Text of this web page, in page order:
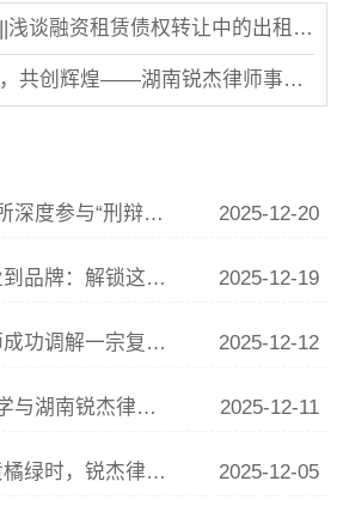
上一篇：锐杰观点||浅谈融资租赁债权转让中的出租人责任
下一篇：勇立潮头，共创辉煌——湖南锐杰律师事务所2025新春启航宣言
湖南锐杰律师事务所深度参与“刑辩湘军”联训 李青云副主任精析涉“骗”案件辩护要点 2025-12-20
锐杰大讲堂||从专业到品牌：解锁这份律师IP打造指南 2025-12-19
锐杰动态||我所律师成功调解一宗复杂婚姻家庭纠纷 2025-12-12
再添一家！南华大学与湖南锐杰律师事务所共建法学实践教学基地签约揭牌仪式圆满举行 2025-12-11
锐杰月报||最是橙黄橘绿时，锐杰律所11月事记 2025-12-05